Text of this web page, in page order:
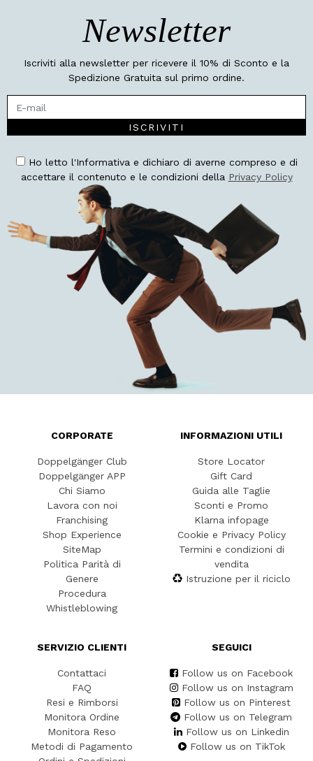
Newsletter
Iscriviti alla newsletter per ricevere il 10% di Sconto e la
Spedizione Gratuita sul primo ordine.
ISCRIVITI
Ho letto l'Informativa e dichiaro di averne compreso e di
accettare il contenuto e le condizioni della Privacy Policy
CORPORATE
Doppelgänger Club
Doppelgänger APP
Chi Siamo
Lavora con noi
Franchising
Shop Experience
SiteMap
Politica Parità di
Genere
Procedura
Whistleblowing
INFORMAZIONI UTILI
Store Locator
Gift Card
Guida alle Taglie
Sconti e Promo
Klarna infopage
Cookie e Privacy Policy
Termini e condizioni di
vendita
Istruzione per il riciclo
SERVIZIO CLIENTI
Contattaci
FAQ
Resi e Rimborsi
Monitora Ordine
Monitora Reso
Metodi di Pagamento
SEGUICI
Follow us on Facebook
Follow us on Instagram
Follow us on Pinterest
Follow us on Telegram
Follow us on Linkedin
Follow us on TikTok